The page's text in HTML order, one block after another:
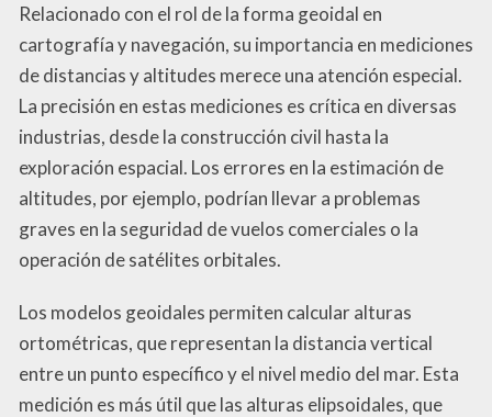
Relacionado con el rol de la forma geoidal en
cartografía y navegación, su importancia en mediciones
de distancias y altitudes merece una atención especial.
La precisión en estas mediciones es crítica en diversas
industrias, desde la construcción civil hasta la
exploración espacial. Los errores en la estimación de
altitudes, por ejemplo, podrían llevar a problemas
graves en la seguridad de vuelos comerciales o la
operación de satélites orbitales.
Los modelos geoidales permiten calcular alturas
ortométricas, que representan la distancia vertical
entre un punto específico y el nivel medio del mar. Esta
medición es más útil que las alturas elipsoidales, que